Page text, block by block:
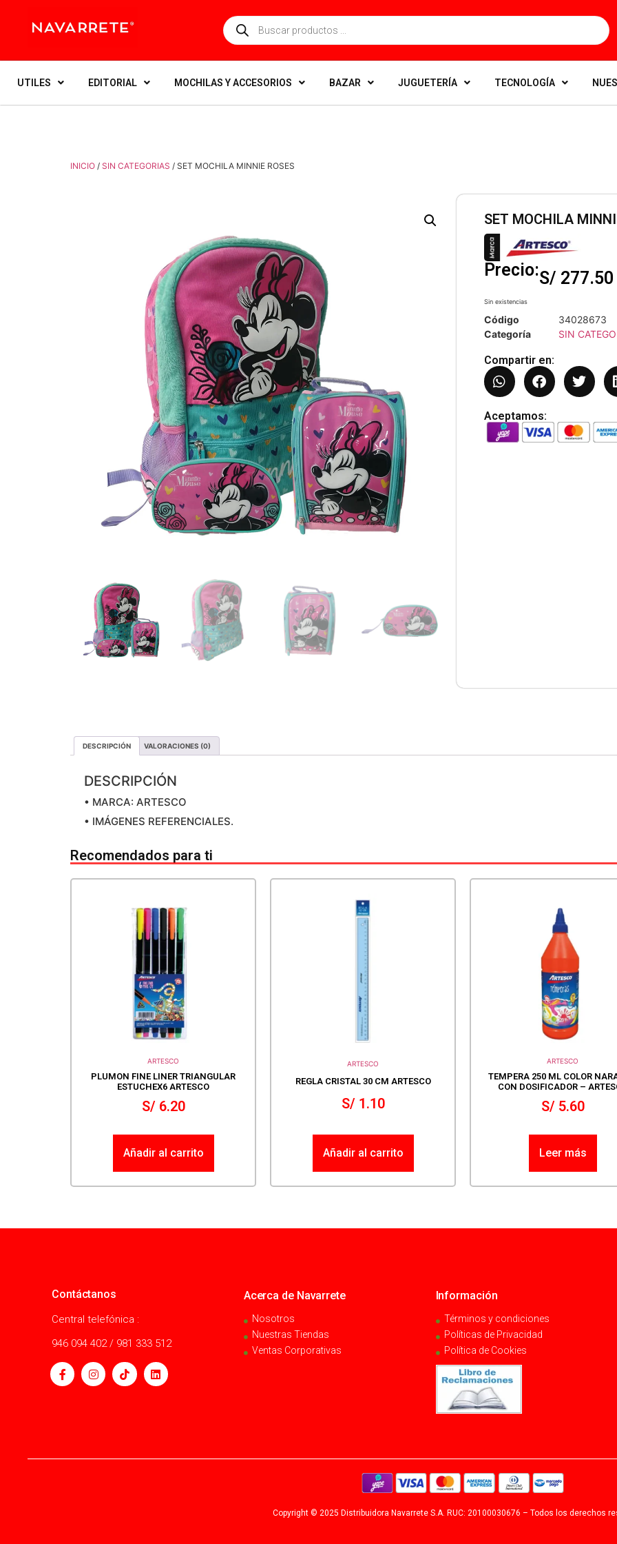
UTILES EDITORIAL MOCHILAS Y ACCESORIOS BAZAR JUGUETERÍA TECNOLOGÍA
INICIO / SIN CATEGORIAS / SET MOCHILA MINNIE ROSES
SET MOCHILA
Precio:S/ 277.50
Sin existencias
Código
34028673
Categoría
SIN
Compartir en:
Aceptamos:
DESCRIPCIÓN VALORACIONES (0)
DESCRIPCIÓN
• MARCA: ARTESCO
• IMÁGENES REFERENCIALES.
Recomendados para ti
ARTESCO
PLUMON FINE LINER TRIANGULAR
ESTUCHEX6 ARTESCO
S/6.20
Añadir al carrito
ARTESCO
REGLA CRISTAL 30 CM ARTESCO
S/1.10
Añadir al carrito
ARTESCO
TEMPERA 250 ML COLOR
CON DOSIFICADOR –
S/5.60
Leer más
Contáctanos
Central telefónica :
946 094 402 / 981 333 512
Acerca de Navarrete
Nosotros
Nuestras Tiendas
Ventas Corporativas
Información
Términos y condiciones
Políticas de Privacidad
Política de Cookies
Copyright © 2025 Distribuidora Navarrete S.A. RUC: 20100030676 – Todos los derechos